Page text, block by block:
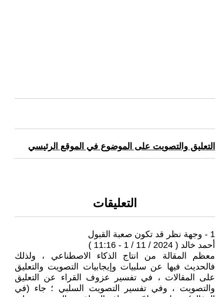
التعليق والتصويت على الموضوع في الموقع الرئيسي
التعليقات
1 - وجهة نظر قد تكون صعبة القبول
أحمد خالد ( 2024 / 11 / 1 - 11:16 )
معظم المقالة من انتاج الذكاء الاصطناعي ، ولذلك
فالحديث فيها عن سلبيات وإيجابيات التصويت والتعليق
على المقالات ، في تفسير عزوف القراء عن التعليق
والتصويت ، وفي تفسير التصويت السلبي ؛ جاء (في